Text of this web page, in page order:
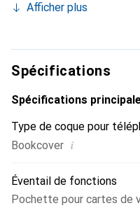
indispensable pour votre
haute qualité et est un
exigeante.
Afficher plus
Spécifications
Spécifications
Type de coque pour
Bookcover i
Éventail de fonctions
Pochette pour cartes de